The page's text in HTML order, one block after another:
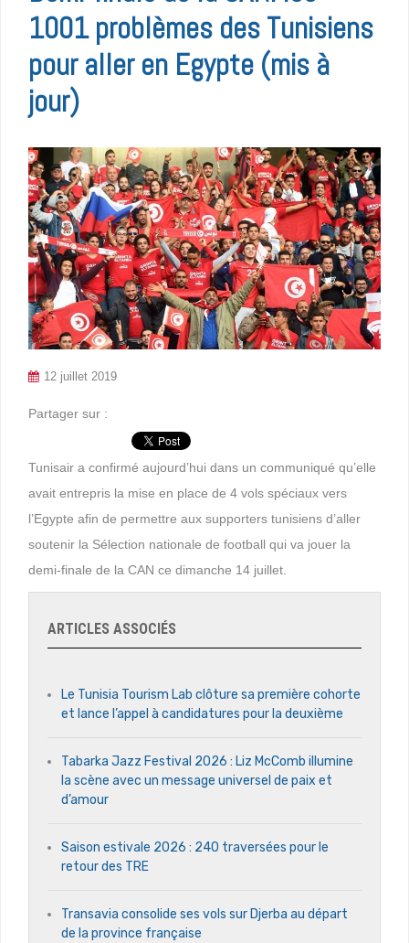
1001 problèmes des Tunisiens
pour aller en Egypte (mis à
jour)
12 juillet 2019
Partager sur :
Tunisair a confirmé aujourd’hui dans un communiqué qu’elle
avait entrepris la mise en place de 4 vols spéciaux vers
l’Egypte afin de permettre aux supporters tunisiens d’aller
soutenir la Sélection nationale de football qui va jouer la
demi-finale de la CAN ce dimanche 14 juillet.
ARTICLES ASSOCIÉS
Le Tunisia Tourism Lab clôture sa première cohorte
et lance l’appel à candidatures pour la deuxième
Tabarka Jazz Festival 2026 : Liz McComb illumine
la scène avec un message universel de paix et
d’amour
Saison estivale 2026 : 240 traversées pour le
retour des TRE
Transavia consolide ses vols sur Djerba au départ
de la province française